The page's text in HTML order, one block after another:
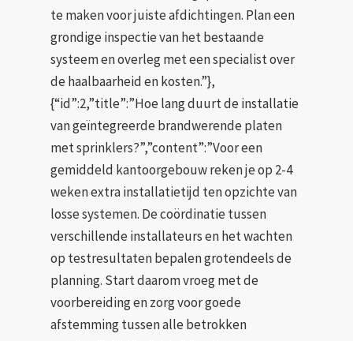
te maken voor juiste afdichtingen. Plan een
grondige inspectie van het bestaande
systeem en overleg met een specialist over
de haalbaarheid en kosten.”},
{“id”:2,”title”:”Hoe lang duurt de installatie
van geïntegreerde brandwerende platen
met sprinklers?”,”content”:”Voor een
gemiddeld kantoorgebouw reken je op 2-4
weken extra installatietijd ten opzichte van
losse systemen. De coördinatie tussen
verschillende installateurs en het wachten
op testresultaten bepalen grotendeels de
planning. Start daarom vroeg met de
voorbereiding en zorg voor goede
afstemming tussen alle betrokken